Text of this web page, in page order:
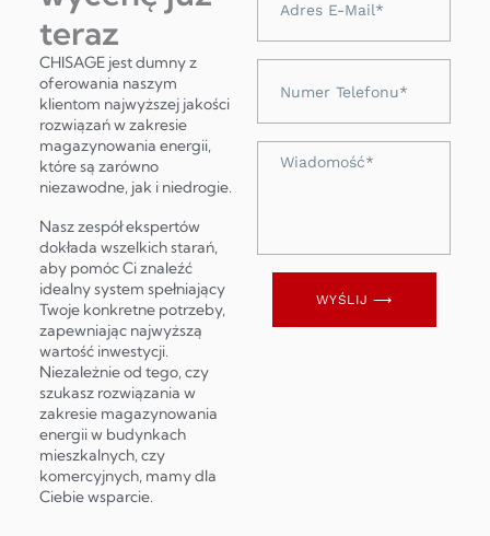
teraz
CHISAGE jest dumny z
oferowania naszym
klientom najwyższej jakości
rozwiązań w zakresie
magazynowania energii,
które są zarówno
niezawodne, jak i niedrogie.
Nasz zespół ekspertów
dokłada wszelkich starań,
aby pomóc Ci znaleźć
idealny system spełniający
Twoje konkretne potrzeby,
zapewniając najwyższą
wartość inwestycji.
Niezależnie od tego, czy
szukasz rozwiązania w
zakresie magazynowania
energii w budynkach
mieszkalnych, czy
komercyjnych, mamy dla
Ciebie wsparcie.
telefonu
WYŚLIJ ⟶